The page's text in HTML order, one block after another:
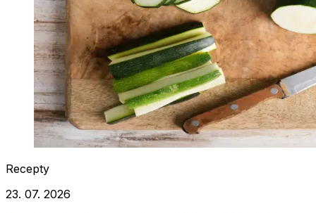
Recepty
23. 07. 2026